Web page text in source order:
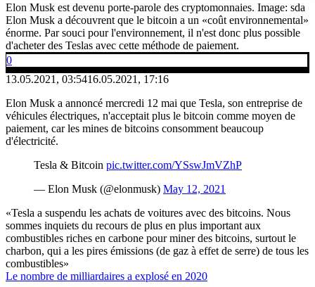
Elon Musk est devenu porte-parole des cryptomonnaies. Image: sda
Elon Musk a découvrent que le bitcoin a un «coût environnemental»
énorme. Par souci pour l'environnement, il n'est donc plus possible
d'acheter des Teslas avec cette méthode de paiement.
0
13.05.2021, 03:5416.05.2021, 17:16
Elon Musk a annoncé mercredi 12 mai que Tesla, son entreprise de
véhicules électriques, n'acceptait plus le bitcoin comme moyen de
paiement, car les mines de bitcoins consomment beaucoup
d'électricité.
Tesla & Bitcoin pic.twitter.com/YSswJmVZhP
— Elon Musk (@elonmusk) May 12, 2021
«Tesla a suspendu les achats de voitures avec des bitcoins. Nous
sommes inquiets du recours de plus en plus important aux
combustibles riches en carbone pour miner des bitcoins, surtout le
charbon, qui a les pires émissions (de gaz à effet de serre) de tous les
combustibles»
Le nombre de milliardaires a explosé en 2020